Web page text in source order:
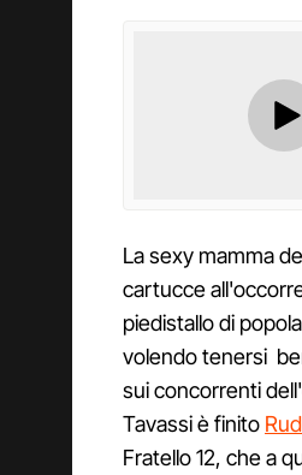
La sexy mamma
cartucce
piedistallo di
volendo tenersi
sui concorrenti
Tavassi è finito
Fratello 12, che a